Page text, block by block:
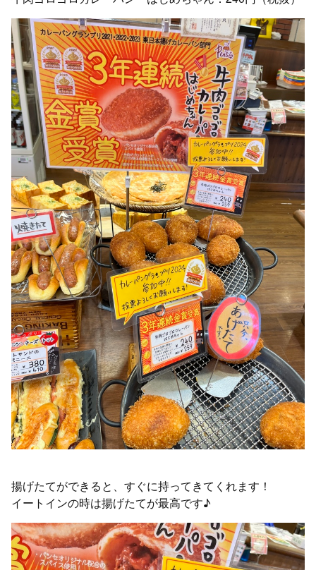
揚げたてができると、すぐに持ってきてくれます！
イートインの時は揚げたてが最高です♪